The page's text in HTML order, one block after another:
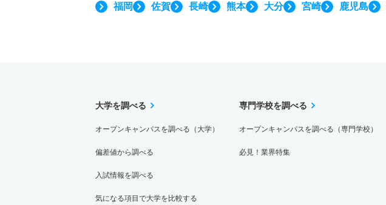
福岡 佐賀 長崎 熊本 大分 宮崎 鹿児島
大学を調べる
オープンキャンパスを調べる（大学）
偏差値から調べる
入試情報を調べる
気になる項目で大学を比較する
専門学校を調べる
オープンキャンパスを調べる（専門学校）
必見！業界特集